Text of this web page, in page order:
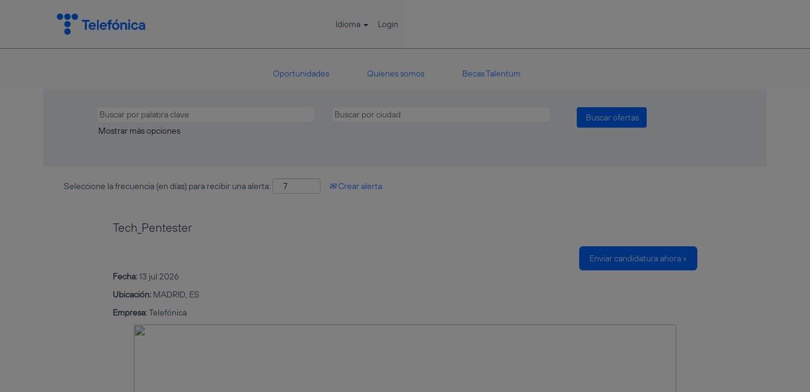
Idioma Login
Oportunidades Quienes somos Becas Talentum
Mostrar más opciones
Seleccione la frecuencia (en días) para recibir una alerta: Crear alerta
Tech_Pentester
Enviar candidatura ahora »
Fecha:13 jul 2026
Ubicación: MADRID, ES
Empresa:Telefónica